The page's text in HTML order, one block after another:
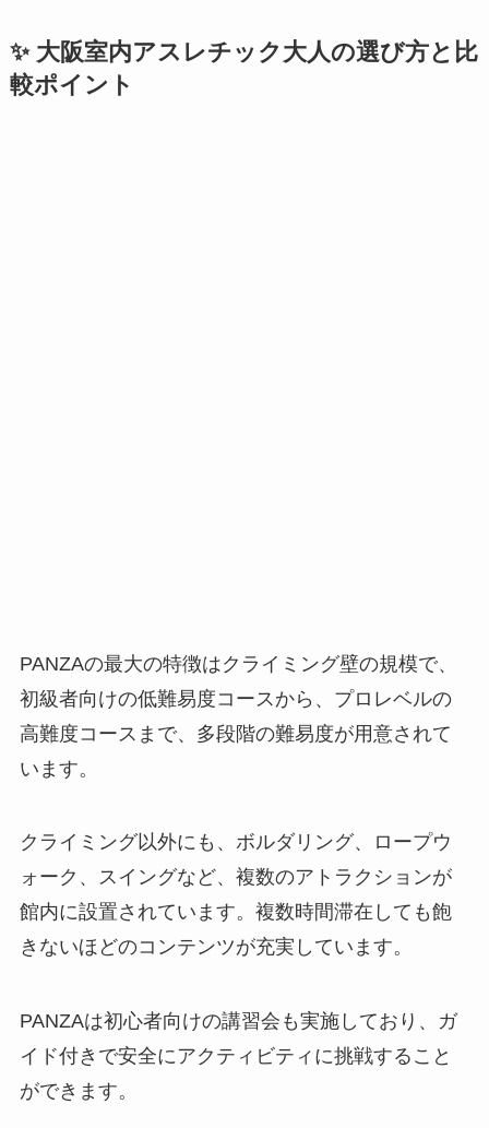
✨ 大阪室内アスレチック大人の選び方と比
較ポイント
PANZAの最大の特徴はクライミング壁の規模で、
初級者向けの低難易度コースから、プロレベルの
高難度コースまで、多段階の難易度が用意されて
います。
クライミング以外にも、ボルダリング、ロープウ
ォーク、スイングなど、複数のアトラクションが
館内に設置されています。複数時間滞在しても飽
きないほどのコンテンツが充実しています。
PANZAは初心者向けの講習会も実施しており、ガ
イド付きで安全にアクティビティに挑戦すること
ができます。